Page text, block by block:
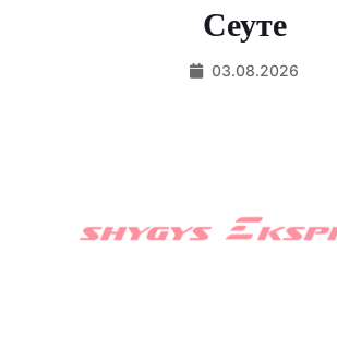
Сеуте
03.08.2026